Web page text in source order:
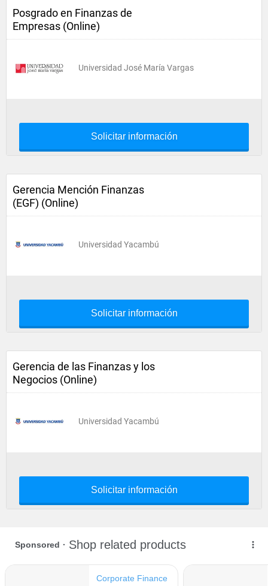
Posgrado en Finanzas de
Empresas (Online)
Universidad José María Vargas
Solicitar información
Gerencia Mención Finanzas
(EGF) (Online)
Universidad Yacambú
Solicitar información
Gerencia de las Finanzas y los
Negocios (Online)
Universidad Yacambú
Solicitar información